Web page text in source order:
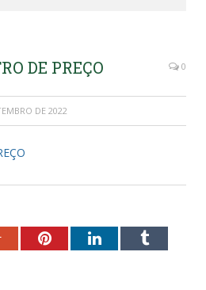
DE PREÇO 0
DE 2022
Google+PinterestLinkedInTumblr